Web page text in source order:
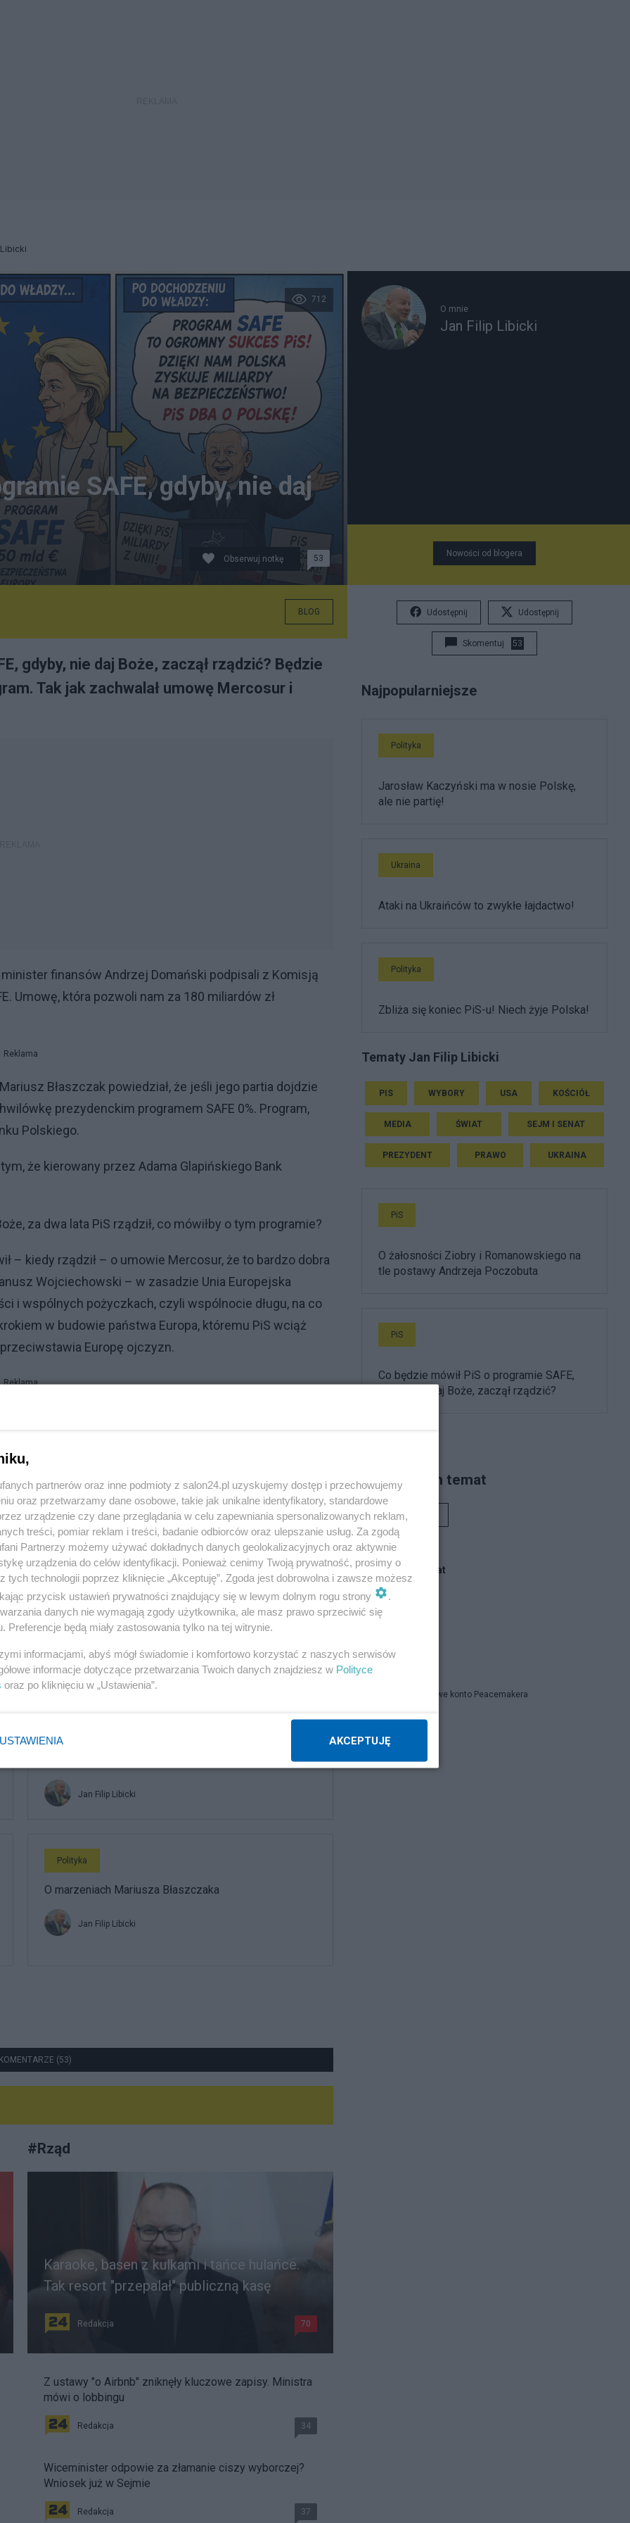
712
SAFE, gdyby, nie daj
Obserwuj notkę 53
BLOG
gdyby, nie daj Boże, zaczął rządzić? Będzie
Tak jak zachwalał umowę Mercosur i
finansów Andrzej Domański podpisali z Komisją
Umowę, która pozwoli nam za 180 miliardów zł
Reklama
Błaszczak powiedział, że jeśli jego partia dojdzie
prezydenckim programem SAFE 0%. Program,
Polskiego.
że kierowany przez Adama Glapińskiego Bank
za dwa lata PiS rządził, co mówiłby o tym programie?
– kiedy rządził – o umowie Mercosur, że to bardzo dobra
Wojciechowski – w zasadzie Unia Europejska
i wspólnych pożyczkach, czyli wspólnocie długu, na co
w budowie państwa Europa, któremu PiS wciąż
Europę ojczyzn.
Reklama
daj Boże, zaczął rządzić?
jak zachwalał umowę Mercosur i Zielony Ład, kiedy
dla chwilowego sukcesu politycznego poświęcić
53 Obserwuj notkę
Morawiecki zaszantażował Kaczyńskiego. Teraz nie
Jan Filip Libicki
Polityka
O marzeniach Mariusza Błaszczaka
Jan Filip Libicki
(53)
#Rząd
Karaoke, basen z kulkami i tańce hulańce.
Tak resort "przepalał" publiczną kasę
Redakcja 70
Z ustawy "o Airbnb" zniknęły kluczowe zapisy. Ministra
mówi o lobbingu
Redakcja 34
Wiceminister odpowie za złamanie ciszy wyborczej?
Wniosek już w Sejmie
Redakcja 37
O mnie
Jan Filip Libicki
Nowości od blogera
Udostępnij Udostępnij
Skomentuj 53
Najpopularniejsze
Polityka
Jarosław Kaczyński ma w nosie Polskę,
ale nie partię!
Ukraina
Ataki na Ukraińców to zwykłe łajdactwo!
Polityka
Zbliża się koniec PiS-u! Niech żyje Polska!
Tematy Jan Filip Libicki
PIS WYBORY USA KOŚCIÓŁ
MEDIA ŚWIAT SEJM I SENAT
PREZYDENT PRAWO UKRAINA
PiS
O żałosności Ziobry i Romanowskiego na
tle postawy Andrzeja Poczobuta
PiS
Co będzie mówił PiS o programie SAFE,
gdyby, nie daj Boże, zaczął rządzić?
Piszą na ten temat
Rafał Woś
Blogi na ten temat
estamos
Tymczasowe konto Peacemakera
Napisz notkę
partnerów oraz inne podmioty z salon24.pl uzyskujemy dostęp i przechowujemy
oraz przetwarzamy dane osobowe, takie jak unikalne identyfikatory, standardowe
urządzenie czy dane przeglądania w celu zapewniania spersonalizowanych reklam,
treści, pomiar reklam i treści, badanie odbiorców oraz ulepszanie usług. Za zgodą
Partnerzy możemy używać dokładnych danych geolokalizacyjnych oraz aktywnie
urządzenia do celów identyfikacji. Ponieważ cenimy Twoją prywatność, prosimy o
tych technologii poprzez kliknięcie „Akceptuję”. Zgoda jest dobrowolna i zawsze możesz
przycisk ustawień prywatności znajdujący się w lewym dolnym rogu strony
danych nie wymagają zgody użytkownika, ale masz prawo sprzeciwić się
Preferencje będą miały zastosowania tylko na tej witrynie.
informacjami, abyś mógł świadomie i komfortowo korzystać z naszych serwisów
informacje dotyczące przetwarzania Twoich danych znajdziesz w Polityce
oraz po kliknięciu w „Ustawienia”.
USTAWIENIA AKCEPTUJĘ